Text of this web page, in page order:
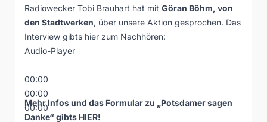
Radiowecker Tobi Brauhart hat mit Göran Böhm, von
den Stadtwerken, über unsere Aktion gesprochen. Das
Interview gibts hier zum Nachhören:
Audio-Player
00:00
00:00
00:00
Mehr Infos und das Formular zu „Potsdamer sagen
Danke“ gibts HIER!